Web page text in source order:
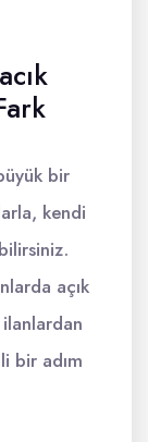
bir
kendi
açık
bir adım